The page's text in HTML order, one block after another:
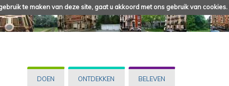
te maken van deze site, gaat u akkoord met ons gebruik van cookies.
DOEN ONTDEKKEN BELEVEN